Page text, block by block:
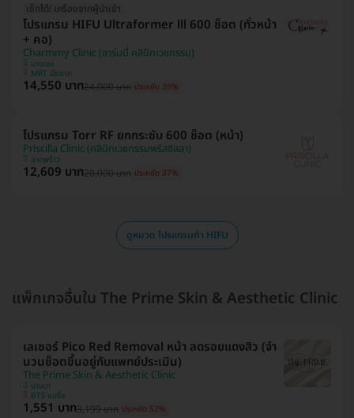
เช็กได้! เครื่องจากผู้นำเข้า
โปรแกรม HIFU Ultraformer lll 600 ช็อต (ทั่วหน้า
+ คอ)
Charmmy Clinic (ชาร์มมี่ คลินิกเวชกรรม)
บางเขน
MRT มัยลาภ
14,550 บาท24,000 บาท ประหยัด 39%
โปรแกรม Torr RF ยกกระชับ 600 ช็อต (หน้า)
Priscilla Clinic (คลินิกเวชกรรมพริสซิลลา)
ลาดพร้าว
12,609 บาท20,000 บาท ประหยัด 37%
ดูหมวด โปรแกรมทำ HIFU
แพ็กเกจอื่นใน The Prime Skin & Aesthetic Clinic
เลเซอร์ Pico Red Removal หน้า ลดรอยแดงสิว (จำ
นวนช็อตขึ้นอยู่กับแพทย์ประเมิน)
The Prime Skin & Aesthetic Clinic
บางนา
BTS แบริ่ง
1,551 บาท3,199 บาท ประหยัด 52%